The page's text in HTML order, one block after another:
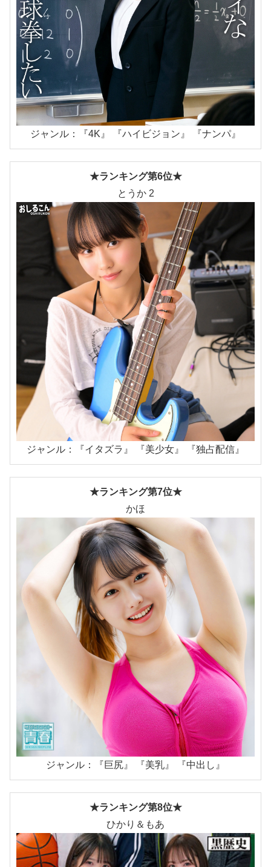
ジャンル：『4K』 『ハイビジョン』 『ナンパ』
★ランキング第6位★
とうか 2
ジャンル：『イタズラ』 『美少女』 『独占配信』
★ランキング第7位★
かほ
ジャンル：『巨尻』 『美乳』 『中出し』
★ランキング第8位★
ひかり＆もあ